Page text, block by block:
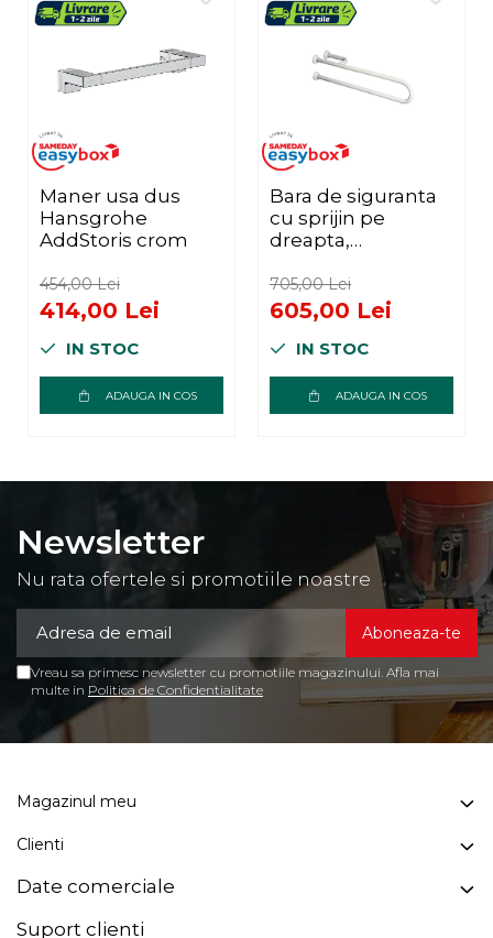
Maner usa dus
Hansgrohe
AddStoris crom
454,00 Lei
414,00 Lei
IN STOC
ADAUGA IN COS
Bara de siguranta
cu sprijin pe
dreapta,
cm, alb
705,00 Lei
605,00 Lei
IN STOC
ADAUGA IN COS
Newsletter
Nu rata ofertele si promotiile noastre
Vreau sa primesc newsletter cu promotiile magazinului. Afla mai
multe in Politica de Confidentialitate
Magazinul meu
Clienti
Date comerciale
Suport clienti